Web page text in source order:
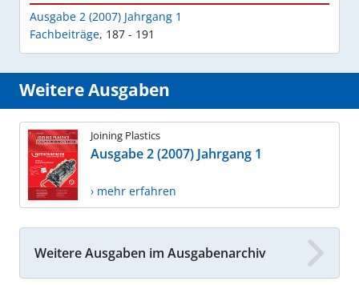
Ausgabe 2 (2007) Jahrgang 1
Fachbeiträge, 187 - 191
Weitere Ausgaben
Joining Plastics
Ausgabe 2 (2007) Jahrgang 1
› mehr erfahren
Weitere Ausgaben im Ausgabenarchiv